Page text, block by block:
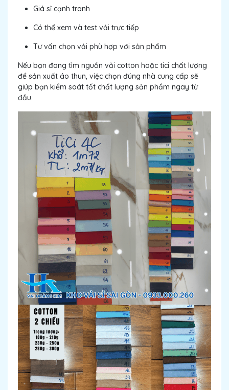
Giá sỉ cạnh tranh
Có thể xem và test vải trực tiếp
Tư vấn chọn vải phù hợp với sản phẩm
Nếu bạn đang tìm nguồn vải cotton hoặc tici chất lượng
để sản xuất áo thun, việc chọn đúng nhà cung cấp sẽ
giúp bạn kiểm soát tốt chất lượng sản phẩm ngay từ
đầu.